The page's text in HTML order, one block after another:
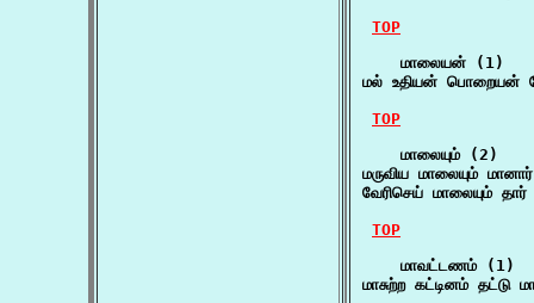
TOP
    மாலையன் (1)
மல் உதியன் பொறையன்
TOP
    மாலையும் (2)
மருவிய மாலையும்
வேரிசெய் மாலையும்
TOP
    மாவட்டணம் (1)
மாசுற்ற கட்டினம்